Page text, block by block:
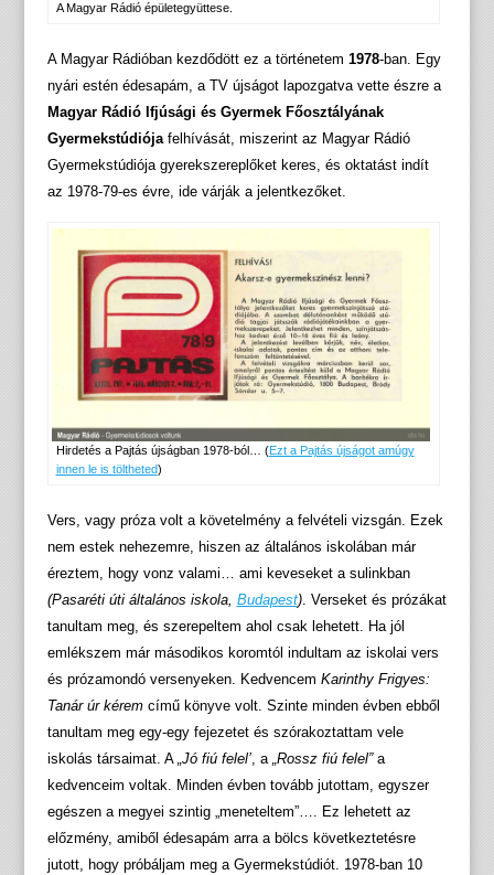
A Magyar Rádió épületegyüttese.
A Magyar Rádióban kezdődött ez a történetem 1978-ban. Egy
nyári estén édesapám, a TV újságot lapozgatva vette észre a
Magyar Rádió Ifjúsági és Gyermek Főosztályának
Gyermekstúdiójafelhívását, miszerint az Magyar Rádió
Gyermekstúdiója gyerekszereplőket keres, és oktatást indít
az 1978-79-es évre, ide várják a jelentkezőket.
Hirdetés a Pajtás újságban 1978-ból… (Ezt a Pajtás újságot amúgy
innen le is töltheted)
Vers, vagy próza volt a követelmény a felvételi vizsgán. Ezek
nem estek nehezemre, hiszen az általános iskolában már
éreztem, hogy vonz valami… ami keveseket a sulinkban
(Pasaréti úti általános iskola, Budapest). Verseket és prózákat
tanultam meg, és szerepeltem ahol csak lehetett. Ha jól
emlékszem már másodikos koromtól indultam az iskolai vers
és prózamondó versenyeken. Kedvencem Karinthy Frigyes:
Tanár úr kéremcímű könyve volt. Szinte minden évben ebből
tanultam meg egy-egy fejezetet és szórakoztattam vele
iskolás társaimat. A „Jó fiú felel’, a „Rossz fiú felel”a
kedvenceim voltak. Minden évben tovább jutottam, egyszer
egészen a megyei szintig „meneteltem”…. Ez lehetett az
előzmény, amiből édesapám arra a bölcs következtetésre
jutott, hogy próbáljam meg a Gyermekstúdiót. 1978-ban 10